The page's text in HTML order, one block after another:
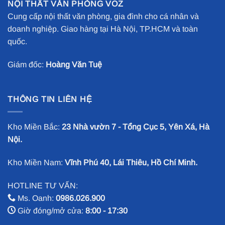
NỘI THẤT VĂN PHÒNG VOZ
Cung cấp nội thất văn phòng, gia đình cho cá nhân và
doanh nghiệp. Giao hàng tại Hà Nội, TP.HCM và toàn
quốc.
Giám đốc: Hoàng Văn Tuệ
THÔNG TIN LIÊN HỆ
Kho Miền Bắc: 23 Nhà vườn 7 - Tổng Cục 5, Yên Xá, Hà
Nội.
Kho Miền Nam: Vĩnh Phú 40, Lái Thiêu, Hồ Chí Minh.
HOTLINE TƯ VẤN:
Ms. Oanh: 0986.026.900
Giờ đóng/mở cửa: 8:00 - 17:30